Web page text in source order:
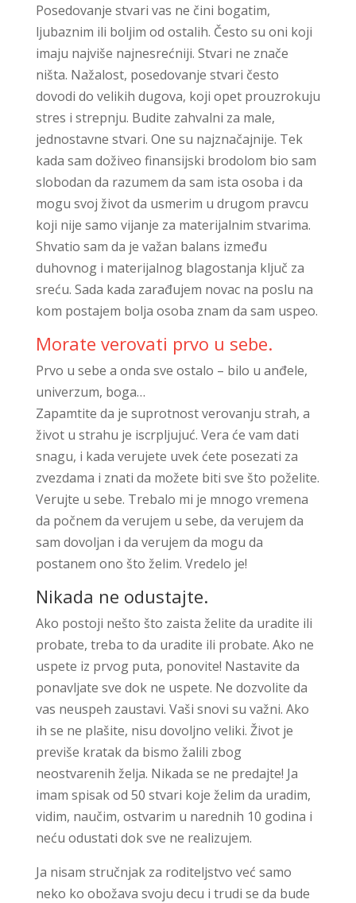
Posedovanje stvari vas ne čini bogatim,
ljubaznim ili boljim od ostalih. Često su oni koji
imaju najviše najnesrećniji. Stvari ne znače
ništa. Nažalost, posedovanje stvari često
dovodi do velikih dugova, koji opet prouzrokuju
stres i strepnju. Budite zahvalni za male,
jednostavne stvari. One su najznačajnije. Tek
kada sam doživeo finansijski brodolom bio sam
slobodan da razumem da sam ista osoba i da
mogu svoj život da usmerim u drugom pravcu
koji nije samo vijanje za materijalnim stvarima.
Shvatio sam da je važan balans između
duhovnog i materijalnog blagostanja ključ za
sreću. Sada kada zarađujem novac na poslu na
kom postajem bolja osoba znam da sam uspeo.
Morate verovati prvo u sebe.
Prvo u sebe a onda sve ostalo – bilo u anđele,
univerzum, boga…
Zapamtite da je suprotnost verovanju strah, a
život u strahu je iscrpljujuć. Vera će vam dati
snagu, i kada verujete uvek ćete posezati za
zvezdama i znati da možete biti sve što poželite.
Verujte u sebe. Trebalo mi je mnogo vremena
da počnem da verujem u sebe, da verujem da
sam dovoljan i da verujem da mogu da
postanem ono što želim. Vredelo je!
Nikada ne odustajte.
Ako postoji nešto što zaista želite da uradite ili
probate, treba to da uradite ili probate. Ako ne
uspete iz prvog puta, ponovite! Nastavite da
ponavljate sve dok ne uspete. Ne dozvolite da
vas neuspeh zaustavi. Vaši snovi su važni. Ako
ih se ne plašite, nisu dovoljno veliki. Život je
previše kratak da bismo žalili zbog
neostvarenih želja. Nikada se ne predajte! Ja
imam spisak od 50 stvari koje želim da uradim,
vidim, naučim, ostvarim u narednih 10 godina i
neću odustati dok sve ne realizujem.
Ja nisam stručnjak za roditeljstvo već samo
neko ko obožava svoju decu i trudi se da bude